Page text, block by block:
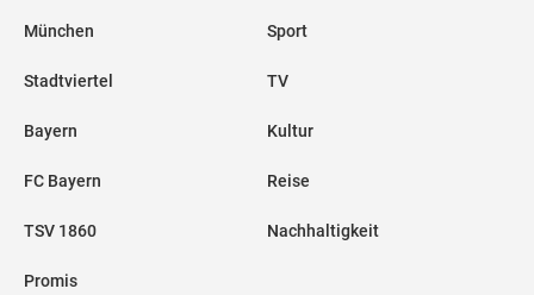
München
Stadtviertel
Bayern
FC Bayern
TSV 1860
Promis
Sport
TV
Kultur
Reise
Nachhaltigkeit